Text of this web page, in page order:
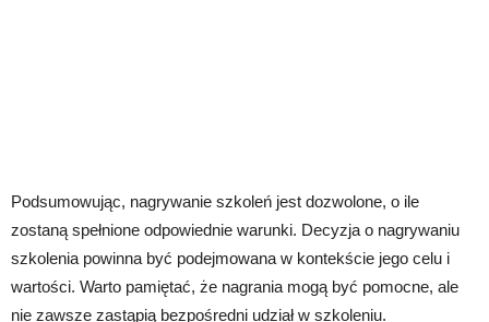
Podsumowując, nagrywanie szkoleń jest dozwolone, o ile
zostaną spełnione odpowiednie warunki. Decyzja o nagrywaniu
szkolenia powinna być podejmowana w kontekście jego celu i
wartości. Warto pamiętać, że nagrania mogą być pomocne, ale
nie zawsze zastąpią bezpośredni udział w szkoleniu.